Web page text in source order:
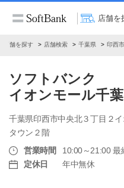
店舗を
店舗を探す 店舗検索 千葉県 印西市
ソフトバンク
イオンモール千
千葉県印西市中央北３丁目２
タウン２階
営業時間
10:00～21:00 最
定休日
年中無休